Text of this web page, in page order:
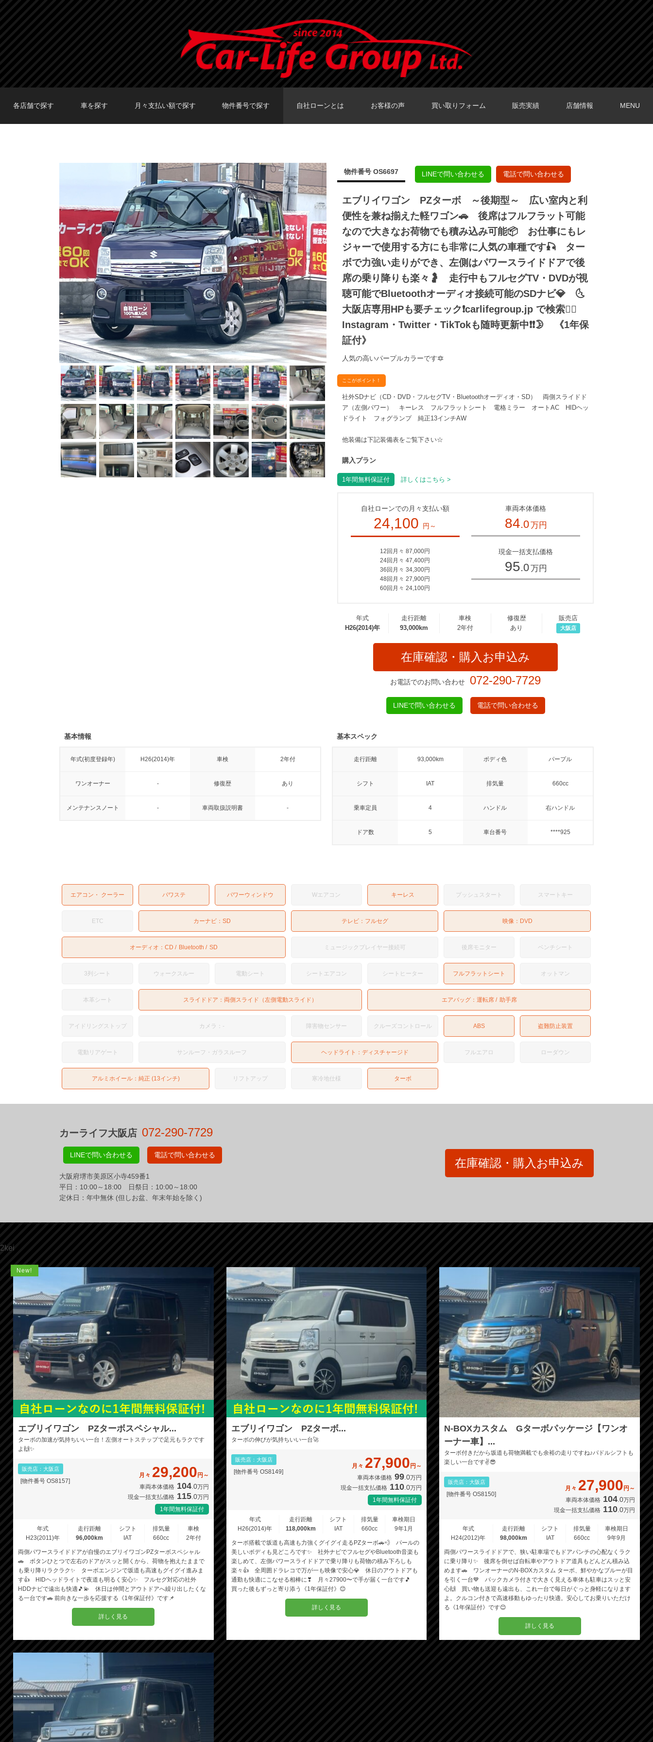
各店舗で探す 車を探す 月々支払い額で探す 物件番号で探す 自社ローンとは お客様の声 買い取りフォーム 販売実績 店舗情報 MENU
物件番号 OS6697 LINEで問い合わせる 電話で問い合わせる
エブリイワゴン PZターボ ～後期型～ 広い室内と利
便性を兼ね揃えた軽ワゴン🚗 後席はフルフラット可能
なので大きなお荷物でも積み込み可能📦 お仕事にもレ
ジャーで使用する方にも非常に人気の車種です🎣 ター
ボで力強い走りができ、左側はパワースライドドアで後
席の乗り降りも楽々🤰 走行中もフルセグTV・DVDが視
聴可能でBluetoothオーディオ接続可能のSDナビ💎 🌜
大阪店専用HPも要チェック❗carlifegroup.jp で検索🕵️‍♂️
Instagram・Twitter・TikTokも随時更新中❗❗🌛 《1年保
証付》
人気の高いパープルカラーです🔯
ここがポイント！
社外SDナビ（CD・DVD・フルセグTV・Bluetoothオーディオ・SD） 両側スライドド
ア（左側パワー） キーレス フルフラットシート 電格ミラー オートAC HIDヘッ
ドライト フォグランプ 純正13インチAW
他装備は下記装備表をご覧下さい☆
購入プラン
1年間無料保証付 詳しくはこちら >
自社ローンでの月々支払い額
24,100 円～
12回月々 87,000円
24回月々 47,400円
36回月々 34,300円
48回月々 27,900円
60回月々 24,100円
車両本体価格
84.0万円
現金一括支払価格
95.0万円
年式
H26(2014)年
走行距離
93,000km
車検
2年付
修復歴
あり
販売店
大阪店
在庫確認・購入お申込み
お電話でのお問い合わせ 072-290-7729
LINEで問い合わせる 電話で問い合わせる
基本情報
年式(初度登録年) H26(2014)年 車検 2年付
ワンオーナー - 修復歴 あり
メンテナンスノート - 車両取扱説明書 -
基本スペック
走行距離 93,000km ボディ色 パープル
シフト IAT 排気量 660cc
乗車定員 4 ハンドル 右ハンドル
ドア数 5 車台番号 ****925
エアコン・ クーラー パワステ パワーウィンドウ Wエアコン キーレス プッシュスタート スマートキー
ETC カーナビ： SD テレビ： フルセグ 映像： DVD
オーディオ：CD Bluetooth SD ミュージックプレイヤー接続可 後席モニター ベンチシート
3列シート ウォークスルー 電動シート シートエアコン シートヒーター フルフラットシート オットマン
本革シート スライドドア： 両側スライド（左側電動スライド） エアバッグ： 運転席 助手席
アイドリングストップ カメラ：- 障害物センサー クルーズコントロール ABS 盗難防止装置
電動リアゲート サンルーフ・ガラスルーフ ヘッドライト： ディスチャージド フルエアロ ローダウン
アルミホイール：純正 (13インチ) リフトアップ 寒冷地仕様 ターボ
カーライフ大阪店 072-290-7729
LINEで問い合わせる 電話で問い合わせる
大阪府堺市美原区小寺459番1
平日：10:00～18:00 日祭日：10:00～18:00
定休日：年中無休 (但しお盆、年末年始を除く)
在庫確認・購入お申込み
2kei
New!
エブリイワゴン PZターボスペシャル...
ターボの加速が気持ちいい一台！左側オートステップで足元もラクです
よ🙌✨
販売店：大阪店
[物件番号 OS8157]
月々 29,200 円～
車両本体価格 104.0万円
現金一括支払価格 115.0万円
1年間無料保証付
年式
H23(2011)年
走行距離
96,000km
シフト
IAT
排気量
660cc
車検
2年付
両側パワースライドドアが自慢のエブリイワゴンPZターボスペシャル
🚗 ボタンひとつで左右のドアがスッと開くから、荷物を抱えたままで
も乗り降りラクラク✨ ターボエンジンで坂道も高速もグイグイ進みま
す👍 HIDヘッドライトで夜道も明るく安心✨ フルセグ対応の社外
HDDナビで遠出も快適🎵💫 休日は仲間とアウトドアへ繰り出したくな
る一台です🚗 前向きな一歩を応援する《1年保証付》です📌
詳しく見る
エブリイワゴン PZターボ...
ターボの伸びが気持ちいい一台🚀
販売店：大阪店
[物件番号 OS8149]
月々 27,900 円～
車両本体価格 99.0万円
現金一括支払価格 110.0万円
1年間無料保証付
年式
H26(2014)年
走行距離
118,000km
シフト
IAT
排気量
660cc
車検期日
9年1月
ターボ搭載で坂道も高速も力強くグイグイ走るPZターボ🚗💨 パールの
美しいボディも見どころです✨ 社外ナビでフルセグやBluetooth音楽も
楽しめて、左側パワースライドドアで乗り降りも荷物の積み下ろしも
楽々👍 全周囲ドラレコで万が一も映像で安心💎 休日のアウトドアも
通勤も快適にこなせる相棒に❣ 月々27900〜で手が届く一台です🎵
買った後もずっと寄り添う《1年保証付》😊
詳しく見る
N-BOXカスタム Gターボパッケージ【ワンオ
ーナー車】...
ターボ付きだから坂道も荷物満載でも余裕の走りですね♪パドルシフトも
楽しい一台です✌️😎
販売店：大阪店
[物件番号 OS8150]
月々 27,900 円～
車両本体価格 104.0万円
現金一括支払価格 110.0万円
年式
H24(2012)年
走行距離
98,000km
シフト
IAT
排気量
660cc
車検期日
9年9月
両側パワースライドドアで、狭い駐車場でもドアパンチの心配なくラク
に乗り降り✨ 後席を倒せば自転車やアウトドア道具もどんどん積み込
めます🚗 ワンオーナーのN-BOXカスタム ターボ、鮮やかなブルーが目
を引く一台💙 バックカメラ付きで大きく見える車体も駐車はスッと安
心🙌 買い物も送迎も遠出も、これ一台で毎日がぐっと身軽になります
よ。クルコン付きで高速移動もゆったり快適。安心してお乗りいただけ
る《1年保証付》です😊
詳しく見る